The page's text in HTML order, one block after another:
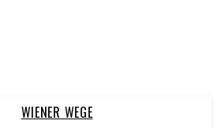
WIENER WEGE